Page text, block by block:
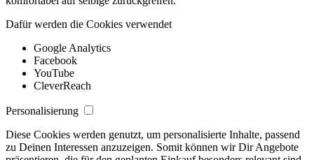
Dafür werden die Cookies verwendet
Google Analytics
Facebook
YouTube
CleverReach
Personalisierung
Diese Cookies werden genutzt, um personalisierte Inhalte, passend
zu Deinen Interessen anzuzeigen. Somit können wir Dir Angebote